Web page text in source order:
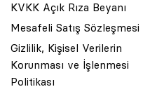
KVKK Açık Rıza Beyanı
Mesafeli Satış Sözleşmesi
Gizlilik, Kişisel Verilerin
Korunması ve İşlenmesi
Politikası
© 2001 Rota Yayın Yapım